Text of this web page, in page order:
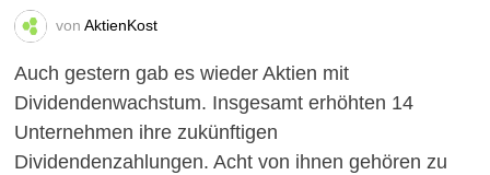
von AktienKost
Auch gestern gab es wieder Aktien mit
Dividendenwachstum. Insgesamt erhöhten 14
Unternehmen ihre zukünftigen
Dividendenzahlungen. Acht von ihnen gehören zu